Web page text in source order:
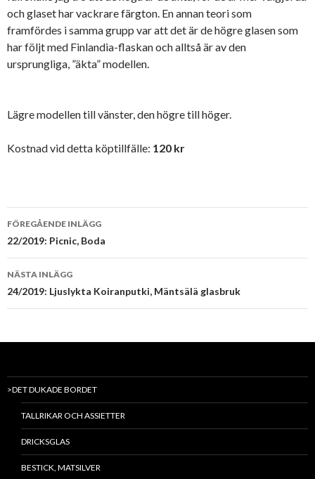
och glaset har vackrare färgton. En annan teori som
framfördes i samma grupp var att det är de högre glasen som
har följt med Finlandia-flaskan och alltså är av den
ursprungliga, ”äkta” modellen.
Lägre modellen till vänster, den högre till höger.
Kostnad vid detta köptillfälle: 120 kr
Inläggsnavigering
FÖREGÅENDE INLÄGG
22/2019: Picnic, Boda
NÄSTA INLÄGG
24/2019: Ljuslykta Koiranputki, Mäntsälä glasbruk
>DET DUKADE BORDET
TALLRIKAR OCH ASSIETTER
DRICKSGLAS
BESTICK, MATSILVER